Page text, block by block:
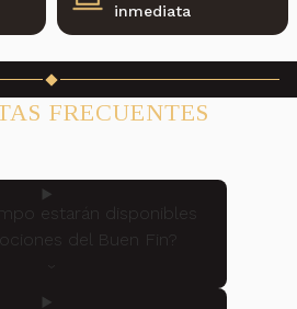
inmediata
FRECUENTES
estarán disponibles
del Buen Fin?